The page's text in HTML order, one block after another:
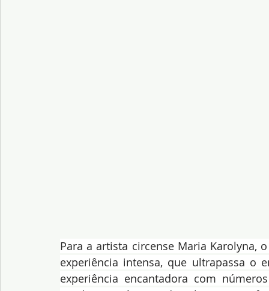
Para a artista circense Maria Karolyna,
experiência intensa, que ultrapassa o
experiência encantadora com